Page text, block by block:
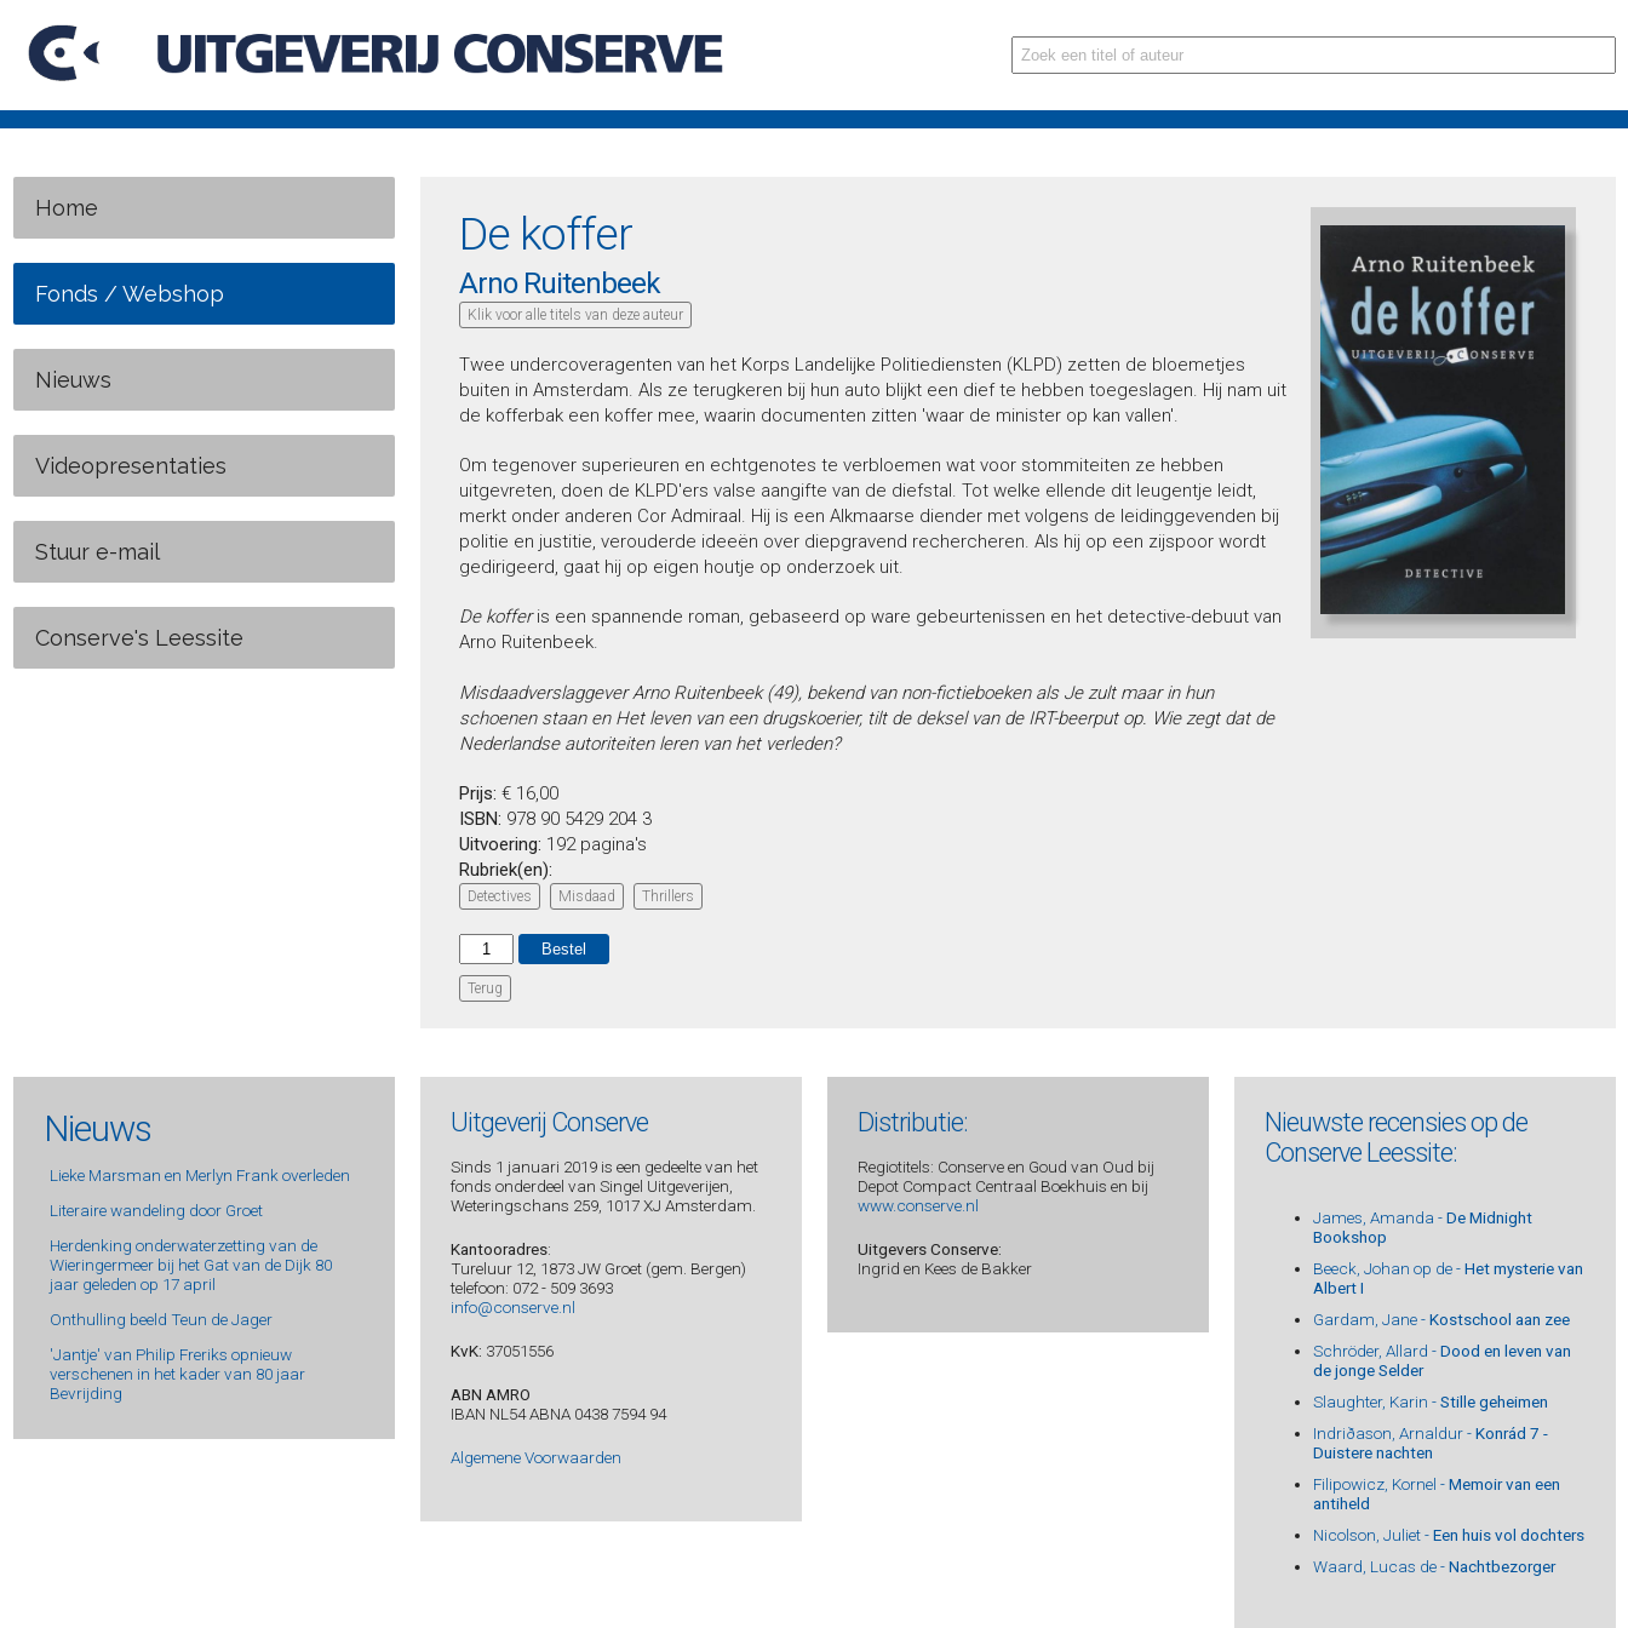
Home
Fonds / Webshop
Nieuws
Videopresentaties
Stuur e-mail
Conserve's Leessite
De koffer
Arno Ruitenbeek
Klik voor alle titels van deze auteur
Twee undercoveragenten van het Korps Landelijke Politiediensten (KLPD) zetten de bloemetjes
buiten in Amsterdam. Als ze terugkeren bij hun auto blijkt een dief te hebben toegeslagen. Hij nam uit
de kofferbak een koffer mee, waarin documenten zitten 'waar de minister op kan vallen'.
Om tegenover superieuren en echtgenotes te verbloemen wat voor stommiteiten ze hebben
uitgevreten, doen de KLPD'ers valse aangifte van de diefstal. Tot welke ellende dit leugentje leidt,
merkt onder anderen Cor Admiraal. Hij is een Alkmaarse diender met volgens de leidinggevenden bij
politie en justitie, verouderde ideeën over diepgravend rechercheren. Als hij op een zijspoor wordt
gedirigeerd, gaat hij op eigen houtje op onderzoek uit.
De kofferis een spannende roman, gebaseerd op ware gebeurtenissen en het detective-debuut van
Arno Ruitenbeek.
Misdaadverslaggever Arno Ruitenbeek (49), bekend van non-fictieboeken als Je zult maar in hun
schoenen staan en Het leven van een drugskoerier, tilt de deksel van de IRT-beerput op. Wie zegt dat de
Nederlandse autoriteiten leren van het verleden?
Prijs: € 16,00
ISBN: 978 90 5429 204 3
Uitvoering: 192 pagina's
Rubriek(en):
Detectives Misdaad Thrillers
Terug
Nieuws
Lieke Marsman en Merlyn Frank overleden
Literaire wandeling door Groet
Herdenking onderwaterzetting van de
Wieringermeer bij het Gat van de Dijk 80
jaar geleden op 17 april
Onthulling beeld Teun de Jager
'Jantje' van Philip Freriks opnieuw
verschenen in het kader van 80 jaar
Bevrijding
Uitgeverij Conserve
Sinds 1 januari 2019 is een gedeelte van het
fonds onderdeel van Singel Uitgeverijen,
Weteringschans 259, 1017 XJ Amsterdam.
Kantooradres:
Tureluur 12, 1873 JW Groet (gem. Bergen)
telefoon: 072 - 509 3693
info@conserve.nl
KvK: 37051556
ABN AMRO
IBAN NL54 ABNA 0438 7594 94
Algemene Voorwaarden
Distributie:
Regiotitels: Conserve en Goud van Oud bij
Depot Compact Centraal Boekhuis en bij
www.conserve.nl
Uitgevers Conserve:
Ingrid en Kees de Bakker
Nieuwste recensies op de
Conserve Leessite:
James, Amanda -De Midnight
Bookshop
Beeck, Johan op de -Het mysterie van
Albert I
Gardam, Jane -Kostschool aan zee
Schröder, Allard -Dood en leven van
de jonge Selder
Slaughter, Karin -Stille geheimen
Indriðason, Arnaldur -Konrád 7 -
Duistere nachten
Filipowicz, Kornel -Memoir van een
antiheld
Nicolson, Juliet -Een huis vol dochters
Waard, Lucas de -Nachtbezorger